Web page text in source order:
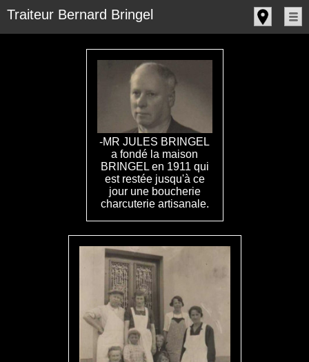
Traiteur Bernard Bringel
-MR JULES BRINGEL
a fondé la maison
BRINGEL en 1911 qui
est restée jusqu'à ce
jour une boucherie
charcuterie artisanale.